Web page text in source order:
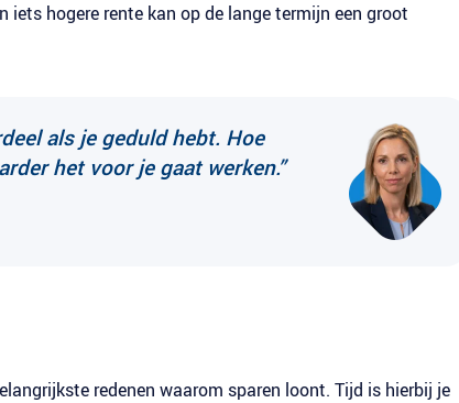
iets hogere rente kan op de lange termijn een groot
als je geduld hebt. Hoe
het voor je gaat werken.”
redenen waarom sparen loont. Tijd is hierbij je